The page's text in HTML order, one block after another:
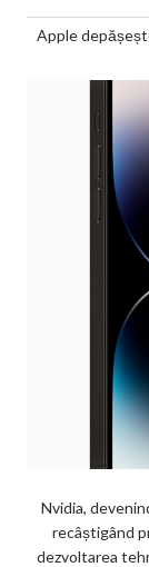
Apple
Nvidia,
recâștigând
dezvoltarea